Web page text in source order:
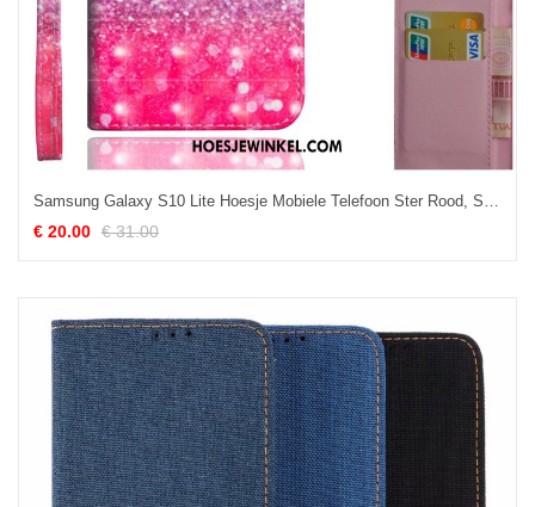
Samsung Galaxy S10 Lite Hoesje Mobiele Telefoon Ster Rood, Samsung Galaxy S10 Lite Hoesje Bescherming Folio
€ 20.00 € 31.00